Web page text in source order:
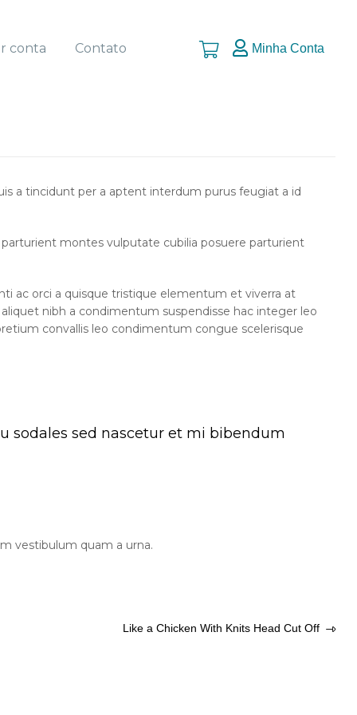
conta Contato Minha Conta
a tincidunt per a aptent interdum purus feugiat a id
montes vulputate cubilia posuere parturient
ac orci a quisque tristique elementum et viverra at
nibh a condimentum suspendisse hac integer leo
convallis leo condimentum congue scelerisque
sodales sed nascetur et mi bibendum
vestibulum quam a urna.
Like a Chicken With Knits Head Cut Off